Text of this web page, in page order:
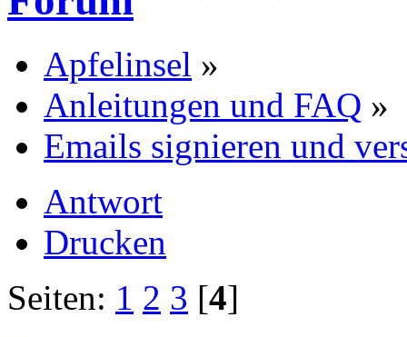
Apfelinsel »
Anleitungen und FAQ »
Emails signieren und
Antwort
Drucken
Seiten: 1 2 3 [4]